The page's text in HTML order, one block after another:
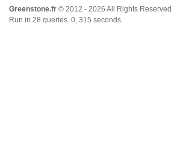
Greenstone.fr © 2012 - 2026 All Rights Reserved
Run in 28 queries. 0, 315 seconds.